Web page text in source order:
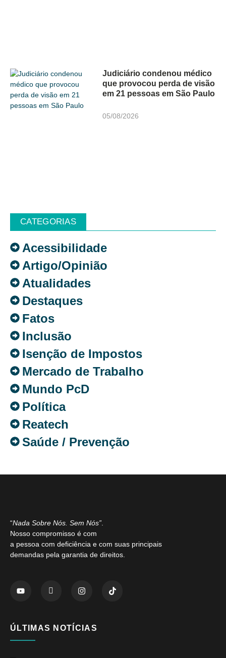
Judiciário condenou médico
que provocou perda de visão
em 21 pessoas em São Paulo
05/08/2026
CATEGORIAS
Acessibilidade
Artigo/Opinião
Atualidades
Destaques
Fatos
Inclusão
Isenção de Impostos
Mercado de Trabalho
Mundo PcD
Política
Reatech
Saúde / Prevenção
“Nada Sobre Nós. Sem Nós”
Nosso compromisso é com
a pessoa com deficiência e com suas principais
demandas pela garantia de direitos.
ÚLTIMAS NOTÍCIAS